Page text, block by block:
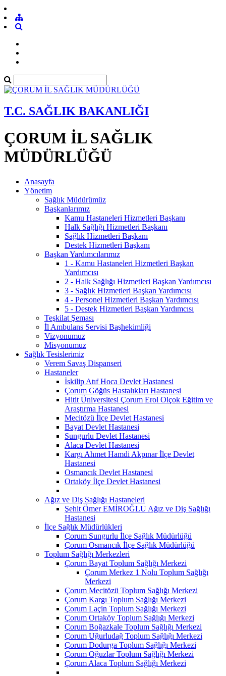
T.C. SAĞLIK BAKANLIĞI
ÇORUM İL SAĞLIK
MÜDÜRLÜĞÜ
Anasayfa
Yönetim
Sağlık Müdürümüz
Başkanlarımız
Kamu Hastaneleri Hizmetleri Başkanı
Halk Sağlığı Hizmetleri Başkanı
Sağlık Hizmetleri Başkanı
Destek Hizmetleri Başkanı
Başkan Yardımcılarımız
1 - Kamu Hastaneleri Hizmetleri Başkan
Yardımcısı
2 - Halk Sağlığı Hizmetleri Başkan Yardımcısı
3 - Sağlık Hizmetleri Başkan Yardımcısı
4 - Personel Hizmetleri Başkan Yardımcısı
5 - Destek Hizmetleri Başkan Yardımcısı
Teşkilat Şeması
İl Ambulans Servisi Başhekimliği
Vizyonumuz
Misyonumuz
Sağlık Tesislerimiz
Verem Savaş Dispanseri
Hastaneler
İskilip Atıf Hoca Devlet Hastanesi
Çorum Göğüs Hastalıkları Hastanesi
Hitit Üniversitesi Çorum Erol Olçok Eğitim ve
Araştırma Hastanesi
Mecitözü İlçe Devlet Hastanesi
Bayat Devlet Hastanesi
Sungurlu Devlet Hastanesi
Alaca Devlet Hastanesi
Kargı Ahmet Hamdi Akpınar İlçe Devlet
Hastanesi
Osmancık Devlet Hastanesi
Ortaköy İlçe Devlet Hastanesi
Ağız ve Diş Sağlığı Hastaneleri
Şehit Ömer EMİROĞLU Ağız ve Diş Sağlığı
Hastanesi
İlçe Sağlık Müdürlükleri
Çorum Sungurlu İlçe Sağlık Müdürlüğü
Çorum Osmancık İlçe Sağlık Müdürlüğü
Toplum Sağlığı Merkezleri
Çorum Bayat Toplum Sağlığı Merkezi
Çorum Merkez 1 Nolu Toplum Sağlığı
Merkezi
Çorum Mecitözü Toplum Sağlığı Merkezi
Çorum Kargı Toplum Sağlığı Merkezi
Çorum Laçin Toplum Sağlığı Merkezi
Çorum Ortaköy Toplum Sağlığı Merkezi
Çorum Boğazkale Toplum Sağlığı Merkezi
Çorum Uğurludağ Toplum Sağlığı Merkezi
Çorum Dodurga Toplum Sağlığı Merkezi
Çorum Oğuzlar Toplum Sağlığı Merkezi
Çorum Alaca Toplum Sağlığı Merkezi